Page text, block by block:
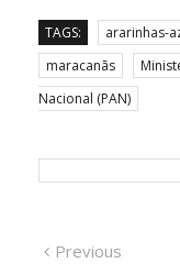
TAGS: ararinhas-
maracanãs
Nacional (PAN)
Previous